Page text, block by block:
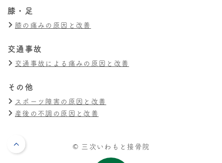
膝・足
膝の痛みの原因と改善
交通事故
交通事故による痛みの原因と改善
その他
スポーツ障害の原因と改善
産後の不調の原因と改善
© 三次いわもと接骨院